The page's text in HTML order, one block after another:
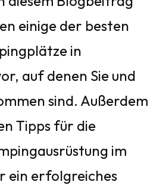
einige der besten
in
auf denen Sie und
sind. Außerdem
Tipps für die
im
ein erfolgreiches